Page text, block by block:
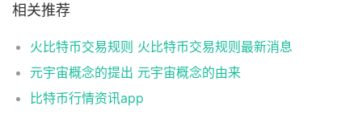
相关推荐
火比特币交易规则 火比特币交易规则最新消息
元宇宙概念的提出 元宇宙概念的由来
比特币行情资讯app